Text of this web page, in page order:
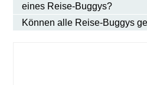
eines Reise-Buggys?
Können alle Reise-Buggys